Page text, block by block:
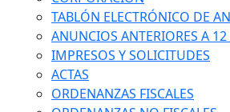
TABLÓN ELECTRÓNICO DE
ANUNCIOS ANTERIORES A
IMPRESOS Y SOLICITUDES
ACTAS
ORDENANZAS FISCALES